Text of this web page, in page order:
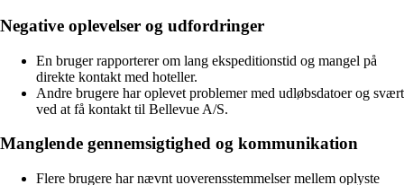
Negative oplevelser og udfordringer
En bruger rapporterer om lang ekspeditionstid og mangel på
direkte kontakt med hoteller.
Andre brugere har oplevet problemer med udløbsdatoer og svært
ved at få kontakt til Bellevue A/S.
Manglende gennemsigtighed og kommunikation
Flere brugere har nævnt uoverensstemmelser mellem oplyste